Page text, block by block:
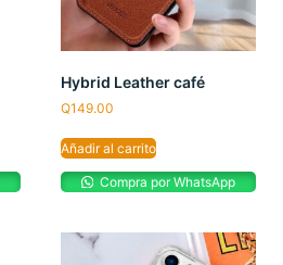
Hybrid Leather café
Q149.00
Añadir al carrito
Compra por WhatsApp